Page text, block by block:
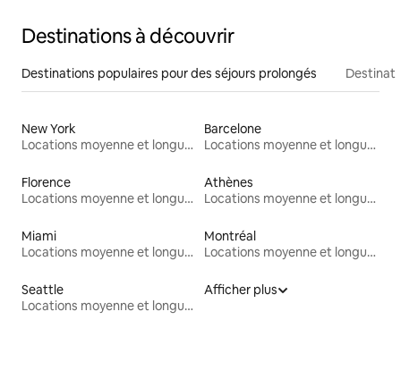
Destinations à découvrir
Destinations populaires pour des séjours prolongés
New York
Locations moyenne et longue durée
Barcelone
Locations moyenne et longue durée
Florence
Locations moyenne et longue durée
Athènes
Locations moyenne et longue durée
Miami
Locations moyenne et longue durée
Montréal
Locations moyenne et longue durée
Seattle
Locations moyenne et longue durée
Afficher plus